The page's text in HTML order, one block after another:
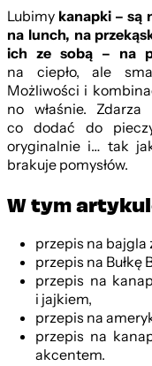
Lubimy kanapki – są
na lunch, na
ich ze sobą – na
na ciepło, ale
Możliwości i
no właśnie.
co dodać do
oryginalnie i… tak
brakuje pomysłów.
W tym
przepis na bajgla
przepis na Bułkę
przepis na
i jajkiem,
przepis na
przepis na
akcentem.